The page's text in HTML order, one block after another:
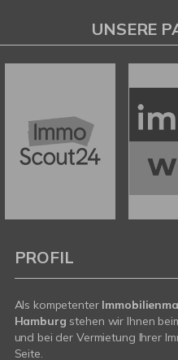
UNSERE
PROFIL
Als kompetenter
Hamburg stehen wir Ihnen
und bei der Vermietung Ihrer
Seite.